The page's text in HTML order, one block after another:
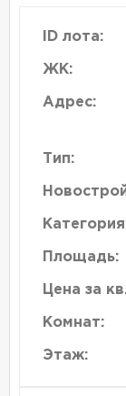
ID лота:
ЖК:
Адрес:
Тип:
Площадь:
Цена за
Комнат:
Этаж: